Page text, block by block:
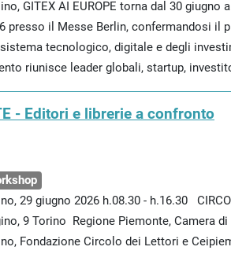
GITEX AI EUROPE torna dal 30 giugno
presso il Messe Berlin, confermandosi il
tecnologico, digitale e degli
riunisce leader globali, startup,
- Editori e librerie a confronto
29 giugno 2026 h.08.30 - h.16.30
9 Torino Regione Piemonte, Camera
Fondazione Circolo dei Lettori e